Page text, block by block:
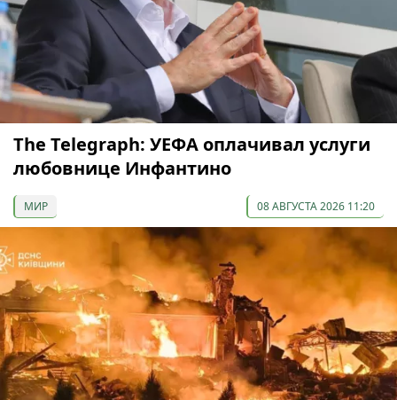
The Telegraph: УЕФА оплачивал услуги
любовнице Инфантино
МИР 08 АВГУСТА 2026 11:20